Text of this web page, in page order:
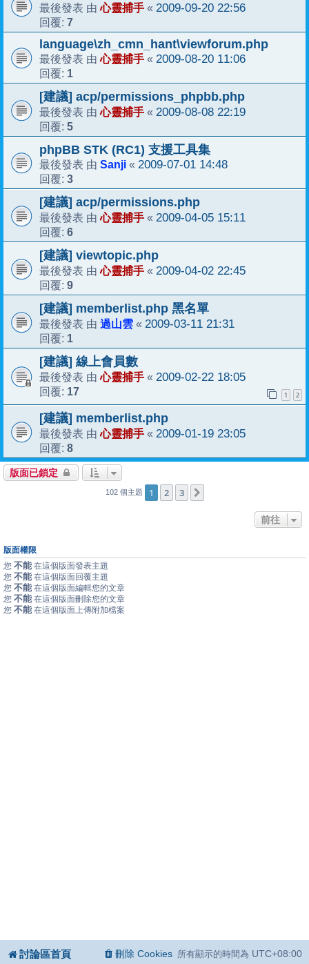
最後發表 由心靈捕手 « 2009-09-20 22:56
回覆: 7
language\zh_cmn_hant\viewforum.php
最後發表 由心靈捕手 « 2009-08-20 11:06
回覆: 1
[建議] acp/permissions_phpbb.php
最後發表 由心靈捕手 « 2009-08-08 22:19
回覆: 5
phpBB STK (RC1) 支援工具集
最後發表 由 Sanji « 2009-07-01 14:48
回覆: 3
[建議] acp/permissions.php
最後發表 由心靈捕手 « 2009-04-05 15:11
回覆: 6
[建議] viewtopic.php
最後發表 由心靈捕手 « 2009-04-02 22:45
回覆: 9
[建議] memberlist.php 黑名單
最後發表 由 過山雲 « 2009-03-11 21:31
回覆: 1
[建議] 線上會員數
最後發表 由心靈捕手 « 2009-02-22 18:05
回覆: 17 1 2
[建議] memberlist.php
最後發表 由心靈捕手 « 2009-01-19 23:05
回覆: 8
版面已鎖定
102 個主題 1 2 3
前往
版面權限
您 不能 在這個版面發表主題
您 不能 在這個版面回覆主題
您 不能 在這個版面編輯您的文章
您 不能 在這個版面刪除您的文章
您 不能 在這個版面上傳附加檔案
討論區首頁 所有顯示的時間為 UTC+08:00
刪除 Cookies